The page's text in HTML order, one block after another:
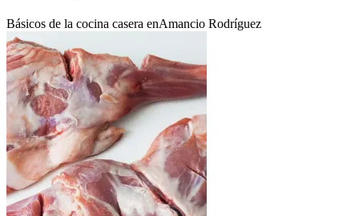
Básicos de la cocina casera enAmancio Rodríguez